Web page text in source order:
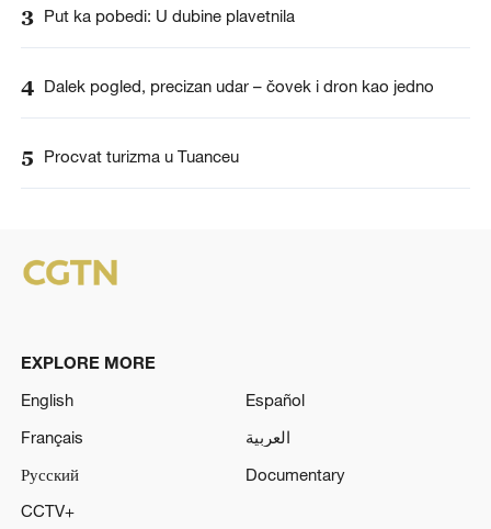
3 Put ka pobedi: U dubine plavetnila
4 Dalek pogled, precizan udar – čovek i dron kao jedno
5 Procvat turizma u Tuanceu
EXPLORE MORE
English
Español
Français
العربية
Русский
Documentary
CCTV+